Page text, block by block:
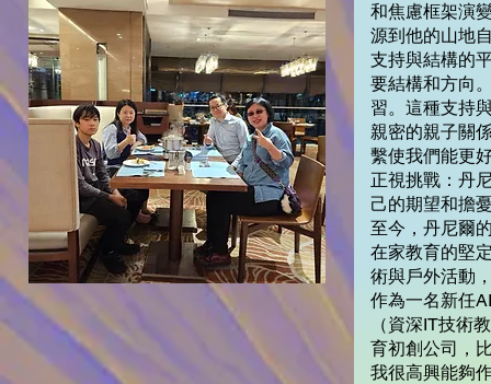
和焦慮框架演
源到他的山地
支持與結構的
要結構和方向
習。這種支持
親密的親子關
繫使我們能更
正視挑戰：丹
己的期望和擔
至今，丹尼爾
在家教育的堅
術與戶外活動
作為一名新任
（資深IT技術
育初創公司，
我很高興能夠